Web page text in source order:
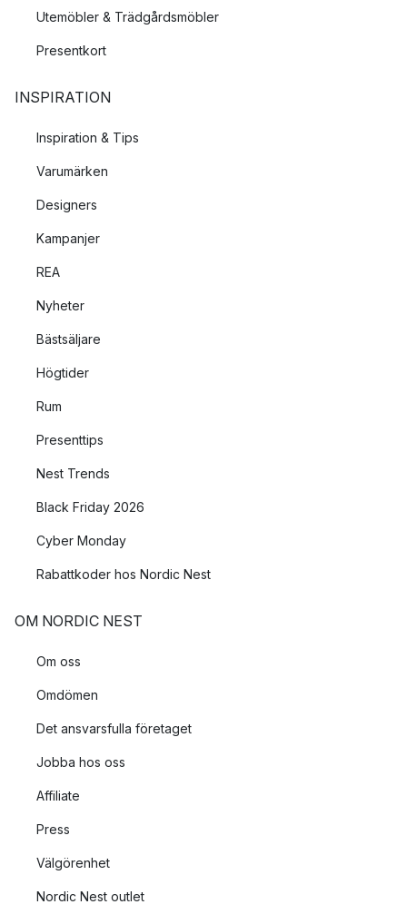
Utemöbler & Trädgårdsmöbler
Presentkort
INSPIRATION
Inspiration & Tips
Varumärken
Designers
Kampanjer
REA
Nyheter
Bästsäljare
Högtider
Rum
Presenttips
Nest Trends
Black Friday 2026
Cyber Monday
Rabattkoder hos Nordic Nest
OM NORDIC NEST
Om oss
Omdömen
Det ansvarsfulla företaget
Jobba hos oss
Affiliate
Press
Välgörenhet
Nordic Nest outlet